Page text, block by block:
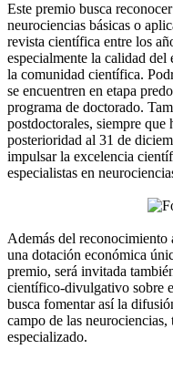
Este premio busca
neurociencias básicas o
revista científica entre los
especialmente la calidad
la comunidad científica.
se encuentren en etapa
programa de doctorado.
postdoctorales, siempre
posterioridad al 31 de
impulsar la excelencia
especialistas en
Además del reconocimiento
una dotación económica
premio, será invitada
científico-divulgativo sobre
busca fomentar así la
campo de las
especializado.